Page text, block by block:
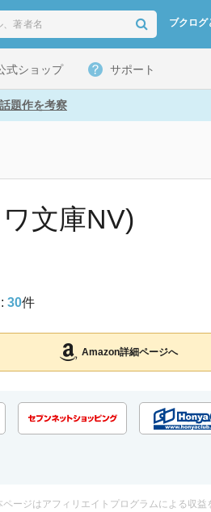
ブクログ
式ショップ サポート
題作を考察
文庫NV)
30件
Amazon詳細ページへ
ページはアフィリエイトプログラムによる収益